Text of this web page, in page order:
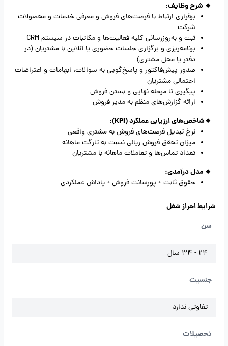
🔹 شرح وظایف:
برقراری ارتباط با فرصت‌های فروش و معرفی خدمات و محصولات
شرکت
ثبت و به‌روزرسانی کلیه فعالیت‌ها و مکاتبات در سیستم CRM
برنامه‌ریزی و برگزاری جلسات حضوری یا آنلاین با مشتریان (در
دفتر یا محل مشتری)
صدور پیش‌فاکتور و پاسخ‌گویی به سوالات، ابهامات و اعتراضات
احتمالی مشتریان
پیگیری تا مرحله نهایی و بستن فروش
ارائه گزارش‌های منظم به مدیر فروش
🔹شاخص‌های ارزیابی عملکرد (KPI):
نرخ تبدیل فرصت‌های فروش به مشتری واقعی
میزان تحقق فروش ریالی نسبت به تارگت ماهانه
تعداد تماس‌ها و تعاملات ماهانه با مشتریان
🔹 مدل درآمدی:
حقوق ثابت + پورسانت فروش + پاداش عملکردی
شرایط احراز شغل
سن
24 - 34 سال
جنسیت
تفاوتی ندارد
تحصیلات